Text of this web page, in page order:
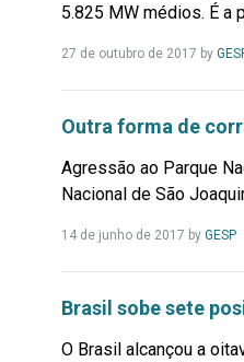
5.825 MW médios. É a
27 de outubro de 2017 by
Outra forma de
Agressão ao Parque
Nacional de São
14 de junho de 2017 by GESP
Brasil sobe sete
O Brasil alcançou a